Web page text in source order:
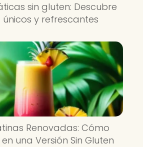
sin gluten: Descubre
y refrescantes
Renovadas: Cómo
una Versión Sin Gluten